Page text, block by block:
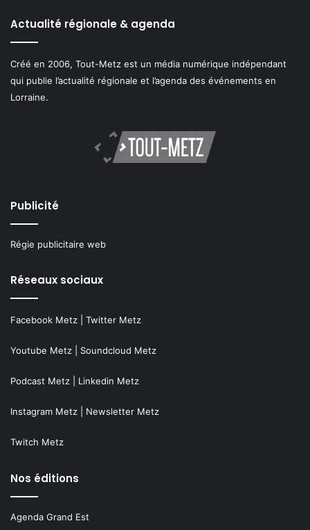
Actualité régionale & agenda
Créé en 2006, Tout-Metz est un média numérique indépendant
qui publie l’actualité régionale et l’agenda des événements en
Lorraine.
Publicité
Régie publicitaire web
Réseaux sociaux
Facebook Metz Twitter Metz
Youtube Metz Soundcloud Metz
Podcast Metz Linkedin Metz
Instagram Metz Newsletter Metz
Twitch Metz
Nos éditions
Agenda Grand Est